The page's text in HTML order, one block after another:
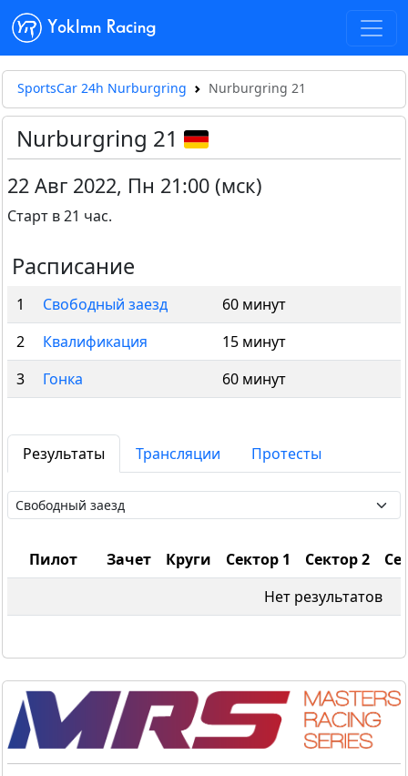
Yoklmn Racing
SportsCar 24h Nurburgring Nurburgring 21
Nurburgring 21
22 Авг 2022, Пн 21:00 (мск)
Старт в 21 час.
Расписание
1 Свободный заезд
60 минут
2
Квалификация
15 минут
3
Гонка 60 минут
Результаты Трансляции Протесты
Пилот Зачет Круги Сектор 1 Сектор 2
Нет результатов